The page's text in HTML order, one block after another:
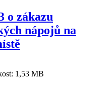
o zákazu
nápojů na
1,53 MB